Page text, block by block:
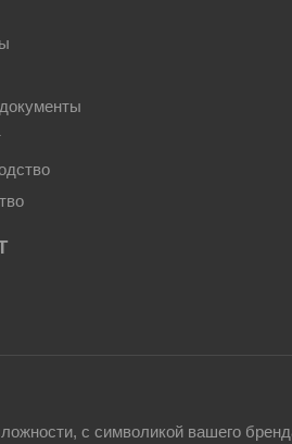
с символикой вашего